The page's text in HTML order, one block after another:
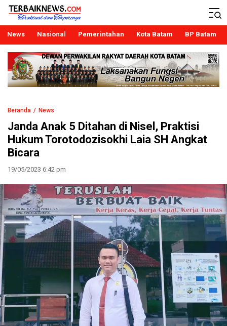
Terbaiknews
Teraktual dan Terpercaya
News Nasional Pemerintahan Kota Batam BP Batam
Beranda News
Janda Anak 5 Ditahan di Nisel, Praktisi
Hukum Torotodozisokhi Laia SH Angkat
Bicara
19/05/2023 6:42 pm